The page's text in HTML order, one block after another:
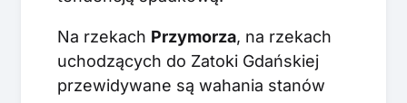
Na rzekach Przymorza, na rzekach
uchodzących do Zatoki Gdańskiej
przewidywane są wahania stanów